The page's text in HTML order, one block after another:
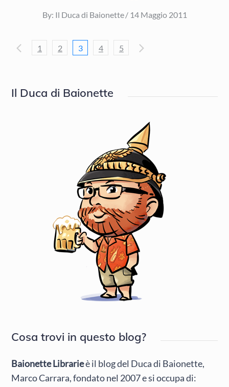
By: Il Duca di Baionette
Posted
14 Maggio 2011
Navigazione
articoli
1 2 3 4 5
Il Duca di Baionette
Cosa trovi in questo blog?
Baionette Librarieè il blog del Duca di Baionette,
Marco Carrara, fondato nel 2007 e si occupa di: